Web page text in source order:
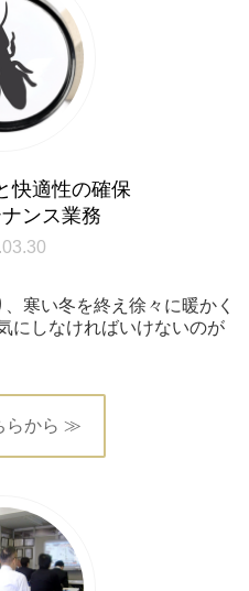
快適性の確保
ンス業務
寒い冬を終え徐々に暖かく
にしなければいけないのが
らから ≫